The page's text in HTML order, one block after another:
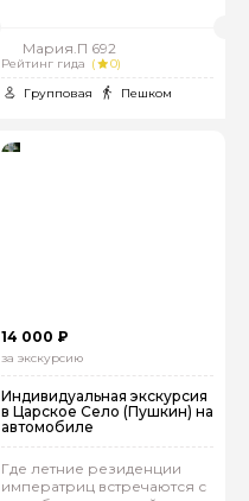
Мария.П 692
Рейтинг гида (
0)
Групповая
Пешком
14 000 ₽
за экскурсию
Индивидуальная экскурсия
в Царское Село (Пушкин) на
автомобиле
Где летние резиденции
императриц встречаются с